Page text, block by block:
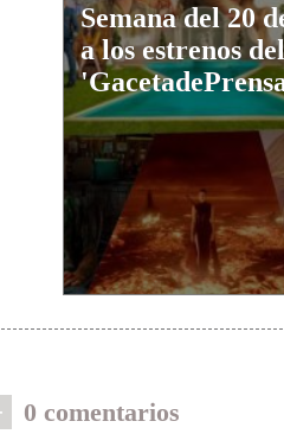
Semana del 20
a los estrenos
0 comentarios